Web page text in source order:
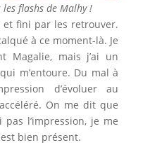
flashs de Malhy !
et fini par les retrouver.
à ce moment-là. Je
Magalie, mais j’ai un
m’entoure. Du mal à
d’évoluer au
On me dit que
pas l’impression, je me
bien présent.